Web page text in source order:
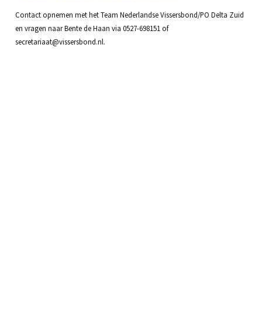
Contact opnemen met het Team Nederlandse Vissersbond/PO Delta Zuid
en vragen naar Bente de Haan via 0527-698151 of
secretariaat@vissersbond.nl.